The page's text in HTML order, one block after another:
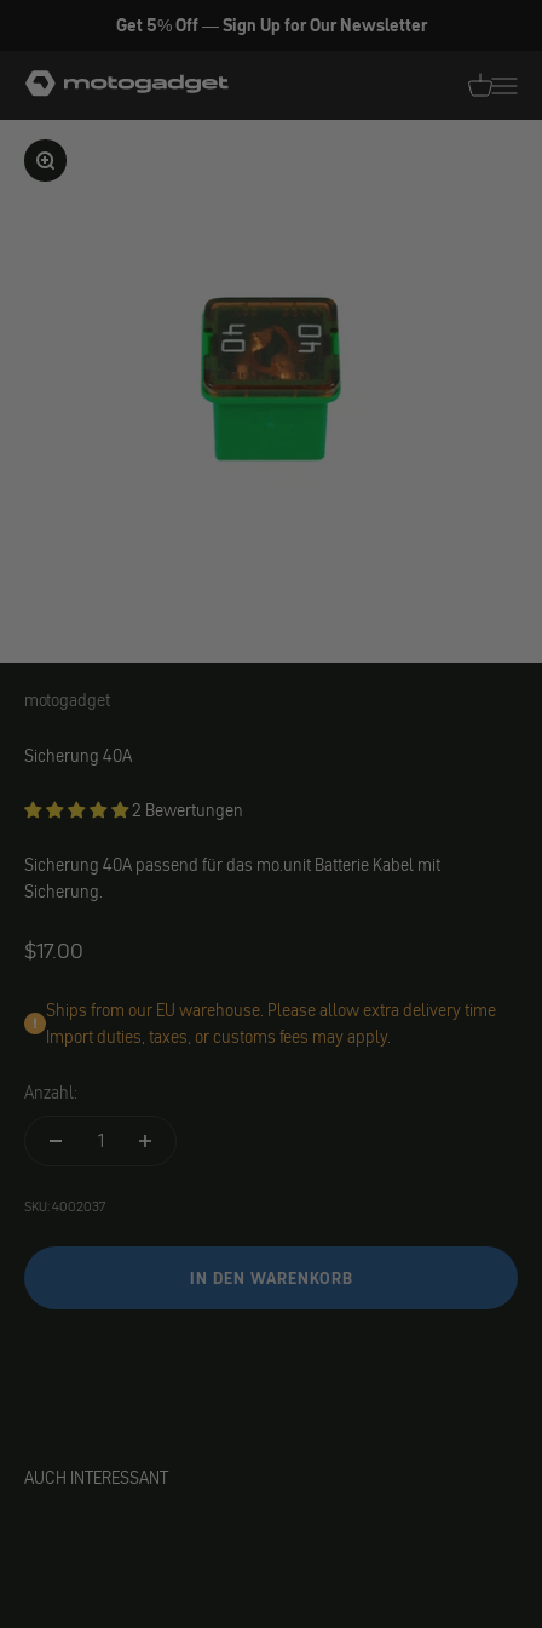
Zum Inhalt springen
Get 5% Off — Sign Up for Our Newsletter
motogadget GmbH
Bild vergrößern
motogadget
motogadget
Sicherung 40A
2 Bewertungen
Sicherung 40A passend für das mo.unit Batterie Kabel mit
Sicherung.
Angebot
$17.00
Ships from our EU warehouse. Please allow extra delivery time
Import duties, taxes, or customs fees may apply.
Anzahl:
SKU: 4002037
IN DEN WARENKORB
AUCH INTERESSANT